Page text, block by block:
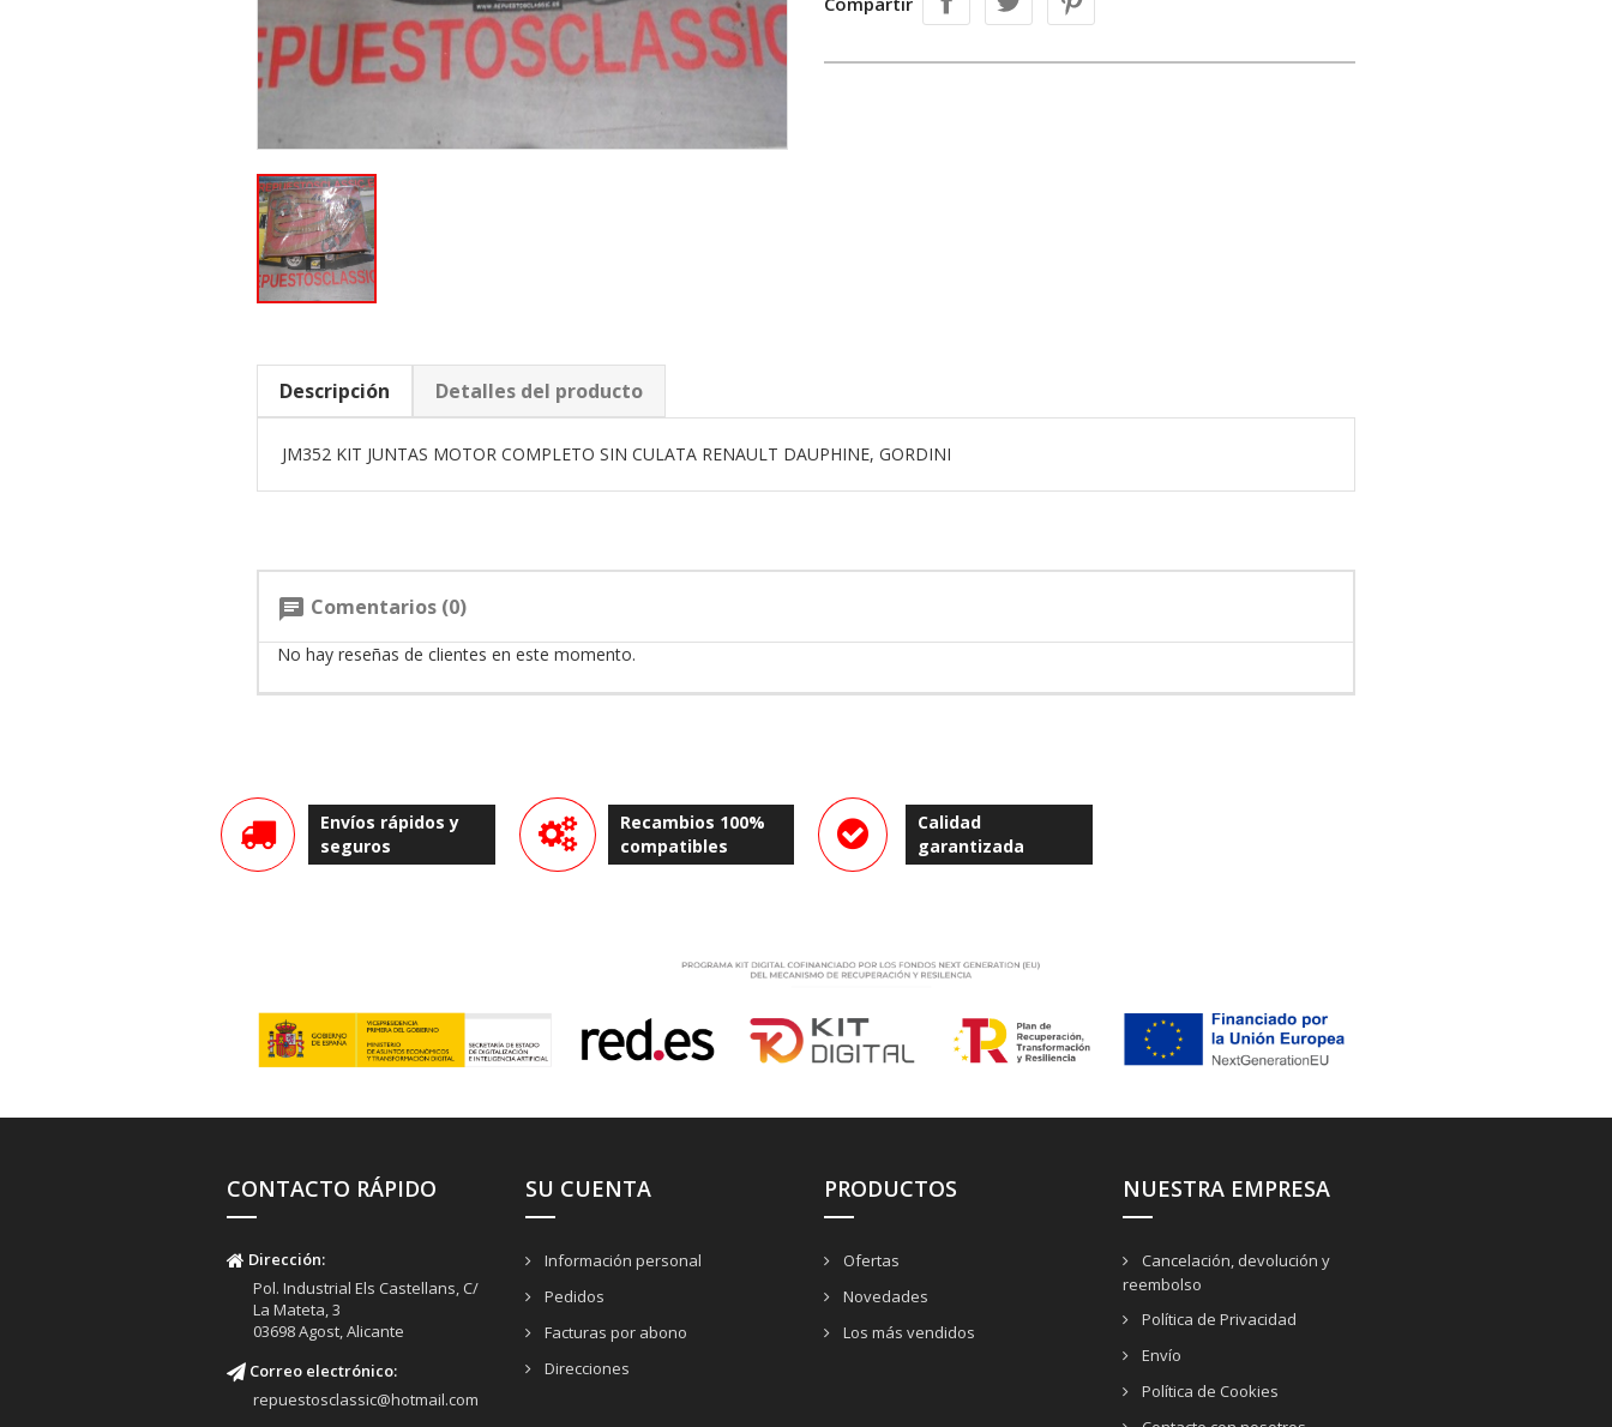
Descripción Detalles del producto
JM352 KIT JUNTAS MOTOR COMPLETO SIN CULATA RENAULT DAUPHINE, GORDINI
chat Comentarios (0)
No hay reseñas de clientes en este momento.
Envíos rápidos y
seguros
Recambios 100%
compatibles
Calidad
garantizada
CONTACTO RÁPIDO
Dirección:
Pol. Industrial Els Castellans, C/
La Mateta, 3
03698 Agost, Alicante
Correo electrónico:
repuestosclassic@hotmail.com
SU CUENTA
Información personal
Pedidos
Facturas por abono
Direcciones
PRODUCTOS
Ofertas
Novedades
Los más vendidos
NUESTRA EMPRESA
Cancelación, devolución y
reembolso
Política de Privacidad
Envío
Política de Cookies